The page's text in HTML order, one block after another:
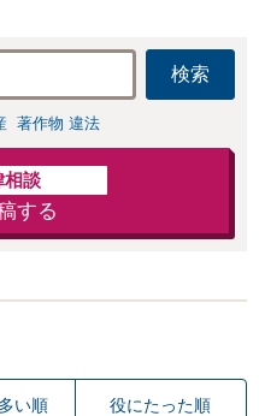
応可：開示請求の
意見照会が来たと
きの対処法、被害
者との示談交渉
検索
著作物 違法
相談
する
い順 役にたった順